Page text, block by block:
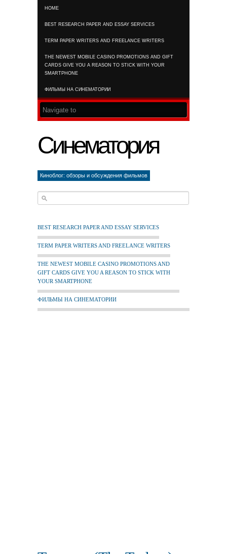
HOME
BEST RESEARCH PAPER AND ESSAY SERVICES
TERM PAPER WRITERS AND FREELANCE WRITERS
THE NEWEST MOBILE CASINO PROMOTIONS AND GIFT
CARDS GIVE YOU A REASON TO STICK WITH YOUR
SMARTPHONE
ФИЛЬМЫ НА СИНЕМАТОРИИ
Синематория
Киноблог: обзоры и обсуждения фильмов
BEST RESEARCH PAPER AND ESSAY SERVICES
TERM PAPER WRITERS AND FREELANCE WRITERS
THE NEWEST MOBILE CASINO PROMOTIONS AND
GIFT CARDS GIVE YOU A REASON TO STICK WITH
YOUR SMARTPHONE
ФИЛЬМЫ НА СИНЕМАТОРИИ